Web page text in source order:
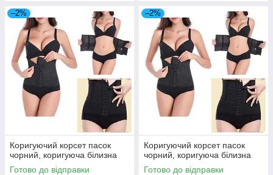
–2%
Коригуючий корсет пасок
чорний, коригуюча білизна
Готово до відправки
–2%
Коригуючий корсет пасок
чорний, коригуюча білизна
Готово до відправки